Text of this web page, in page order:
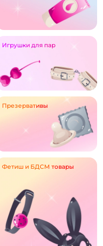
Игрушки для пар
Презервативы
Фетиш и БДСМ товары